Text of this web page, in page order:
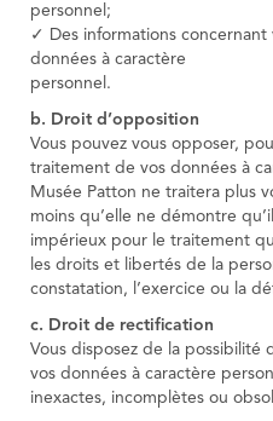
personnel;
✓ Des informations concernant
données à caractère
personnel.
b. Droit d’opposition
Vous pouvez vous opposer,
traitement de vos données à
Musée Patton ne traitera plus
moins qu’elle ne démontre
impérieux pour le traitement
les droits et libertés de la
constatation, l’exercice ou la
c. Droit de rectification
Vous disposez de la possibilité
vos données à caractère
inexactes, incomplètes ou